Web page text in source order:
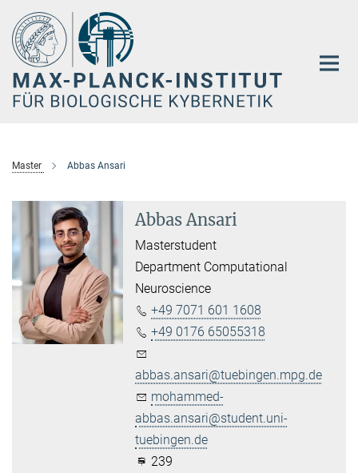
Hauptinhalt
Master Abbas Ansari
Abbas Ansari
Masterstudent
Department Computational
Neuroscience
+49 7071 601 1608
+49 0176 65055318
abbas.ansari@tuebingen.mpg.de
mohammed-
abbas.ansari@student.uni-
tuebingen.de
239